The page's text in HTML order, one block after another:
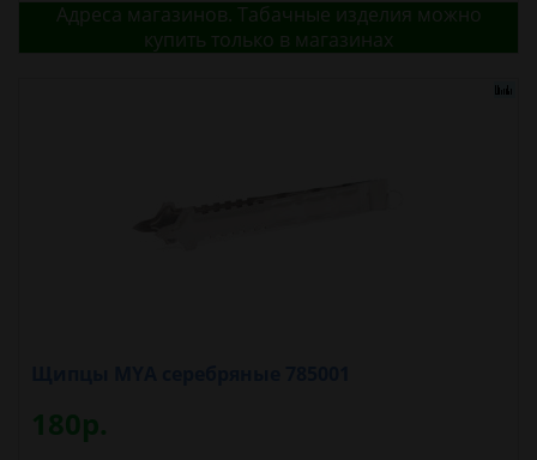
Адреса магазинов. Табачные изделия можно
купить только в магазинах
180р.